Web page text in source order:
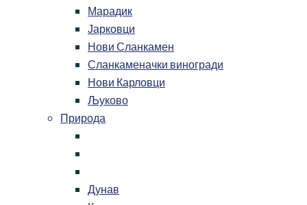
Марадик
Јарковци
Нови Сланкамен
Сланкаменачки виногради
Нови Карловци
Љуково
Природа
Дунав